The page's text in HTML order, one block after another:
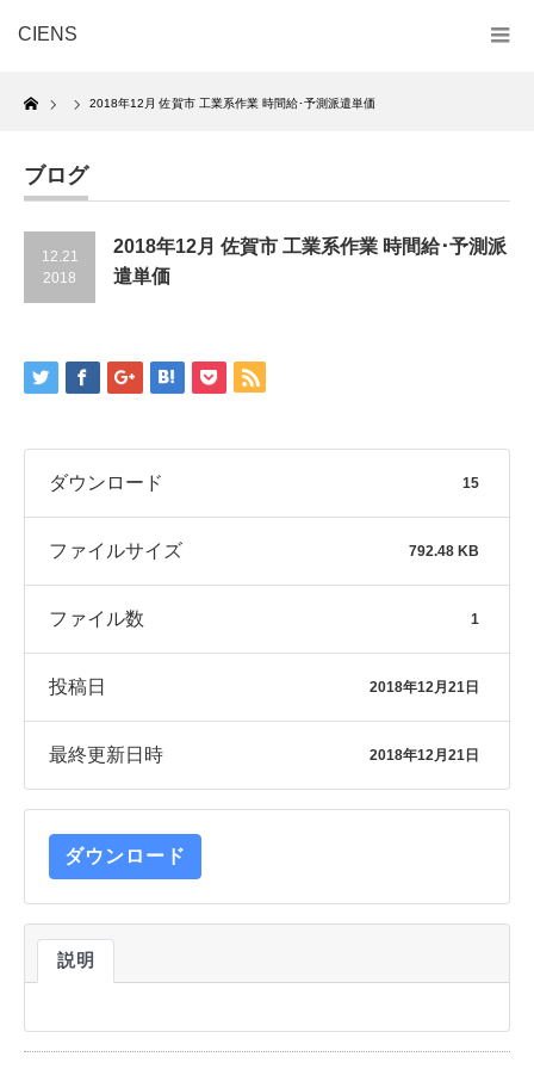
CIENS
Home
2018年12月 佐賀市 工業系作業 時間給･予測派遣単価
ブログ
12.21
2018
2018年12月 佐賀市 工業系作業 時間給･予測派
遣単価
ダウンロード 15
ファイルサイズ 792.48 KB
ファイル数 1
投稿日 2018年12月21日
最終更新日時 2018年12月21日
ダウンロード
説明